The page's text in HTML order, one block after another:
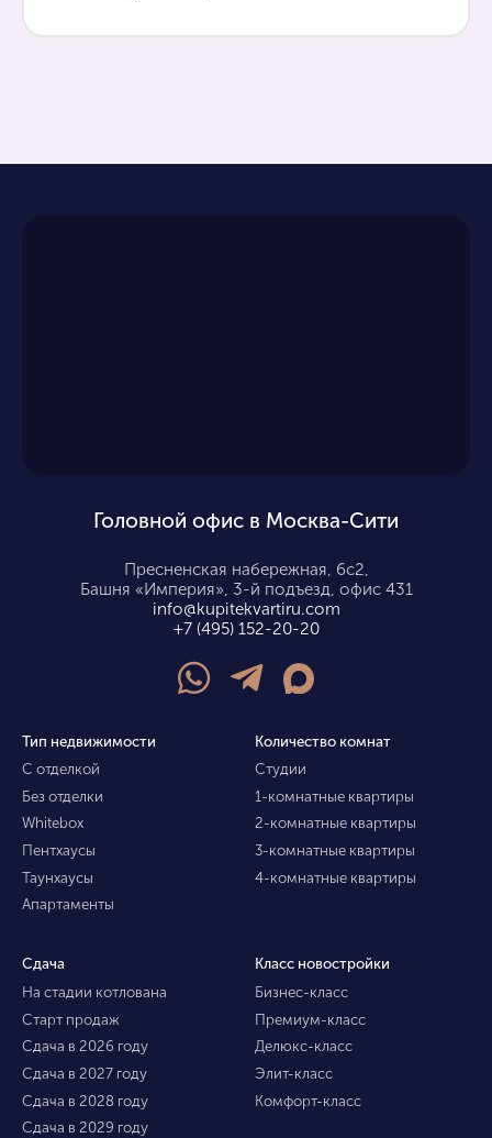
Головной офис в Москва-Сити
Пресненская набережная, 6с2,
Башня «Империя», 3-й подъезд, офис 431
info@kupitekvartiru.com
+7 (495) 152-20-20
Тип недвижимости
С отделкой
Без отделки
Whitebox
Пентхаусы
Таунхаусы
Апартаменты
Количество комнат
Студии
1-комнатные квартиры
2-комнатные квартиры
3-комнатные квартиры
4-комнатные квартиры
Сдача
На стадии котлована
Старт продаж
Сдача в 2026 году
Сдача в 2027 году
Сдача в 2028 году
Сдача в 2029 году
Класс новостройки
Бизнес-класс
Премиум-класс
Делюкс-класс
Элит-класс
Комфорт-класс